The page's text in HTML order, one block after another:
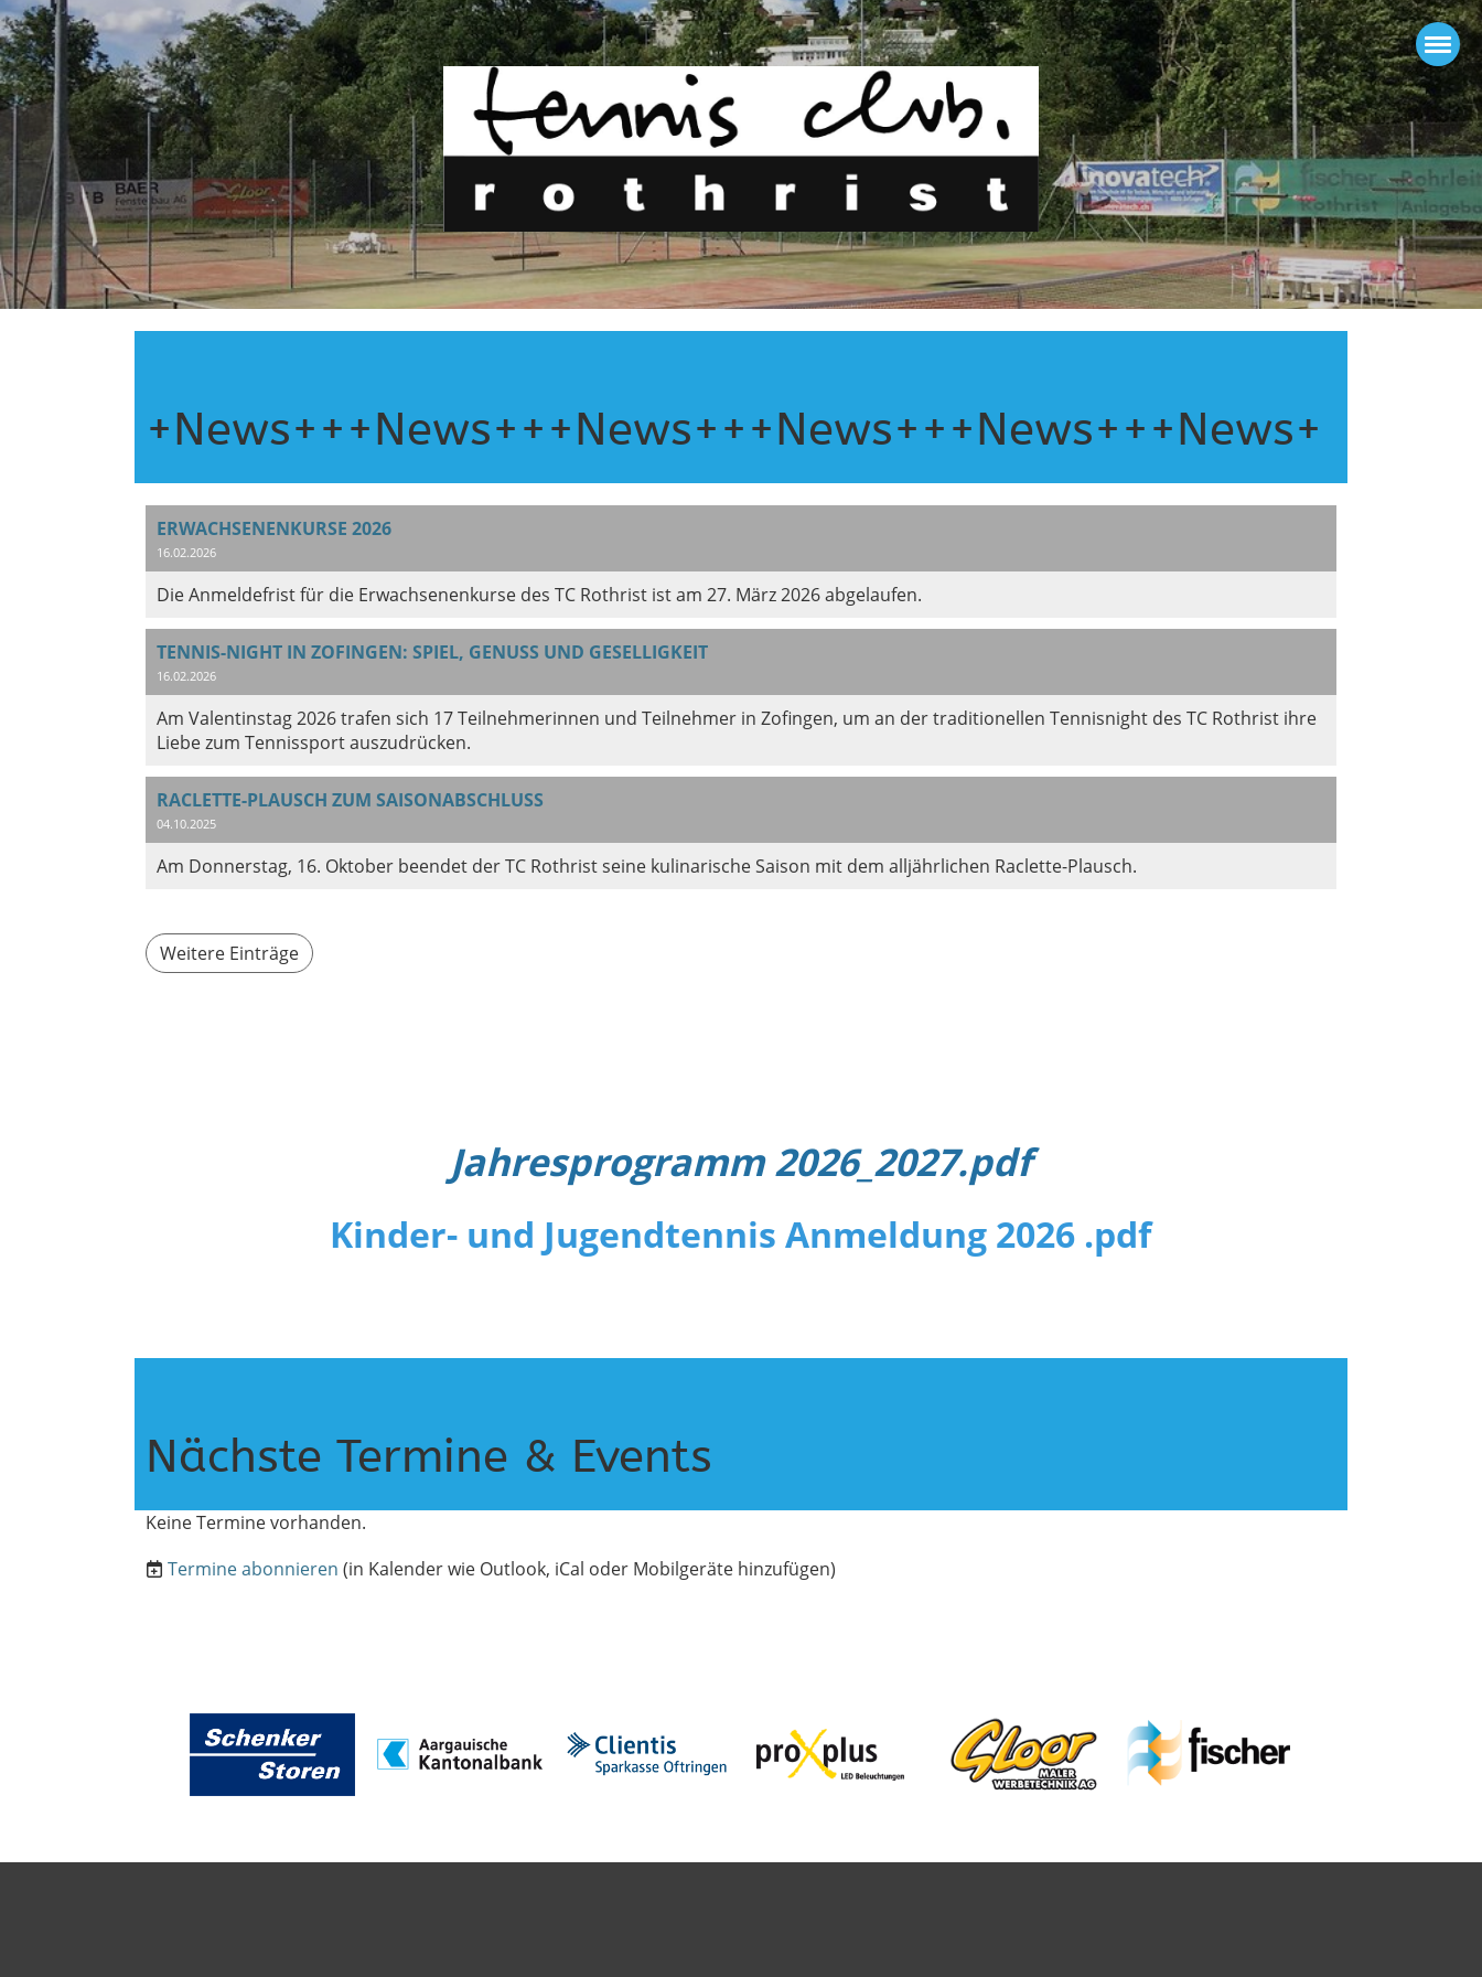
+News+++News+++News+++News+++News+++News+
ERWACHSENENKURSE 2026
16.02.2026
Die Anmeldefrist für die Erwachsenenkurse des TC Rothrist ist am 27. März 2026 abgelaufen.
TENNIS-NIGHT IN ZOFINGEN: SPIEL, GENUSS UND GESELLIGKEIT
16.02.2026
Am Valentinstag 2026 trafen sich 17 Teilnehmerinnen und Teilnehmer in Zofingen, um an der traditionellen Tennisnight des TC Rothrist ihre
Liebe zum Tennissport auszudrücken.
RACLETTE-PLAUSCH ZUM SAISONABSCHLUSS
04.10.2025
Am Donnerstag, 16. Oktober beendet der TC Rothrist seine kulinarische Saison mit dem alljährlichen Raclette-Plausch.
Weitere Einträge
Jahresprogramm 2026_2027.pdf
Kinder- und Jugendtennis Anmeldung 2026 .pdf
Nächste Termine & Events
Keine Termine vorhanden.
Termine abonnieren (in Kalender wie Outlook, iCal oder Mobilgeräte hinzufügen)